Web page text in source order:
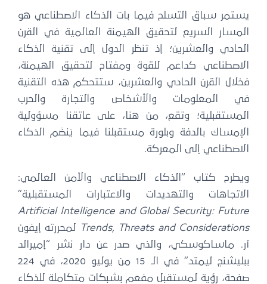
يستمر سباق التسلح فيما بات الذكاء الاصطناعي هو
المسار السريع لتحقيق الهيمنة العالمية في القرن
الحادي والعشرين؛ إذ تنظر الدول إلى تقنية الذكاء
الاصطناعي كداعم للقوة ومفتاح لتحقيق الهيمنة،
فخلال القرن الحادي والعشرين، ستتحكم هذه التقنية
في المعلومات والأشخاص والتجارة والحرب
المستقبلية؛ وتقع، من هنا، على عاتقنا مسؤولية
الإمساك بالدفة وبلورة مستقبلنا فيما يَنضَم الذكاء
الاصطناعي إلى المعركة.
ويطرح كتاب “الذكاء الاصطناعي والأمن العالمي:
الاتجاهات والتهديدات والاعتبارات المستقبلية”
Artificial Intelligence and Global Security: Future
Trends, Threats and Considerations
لمحررته إيفون
آر. ماساكوسكي، والذي صدر عن دار نشر “إميرالد
ببليشنج ليمتد” في الـ 15 من يوليو 2020، في 224
صفحة، رؤية لمستقبل مفعم بشبكات متكاملة للذكاء